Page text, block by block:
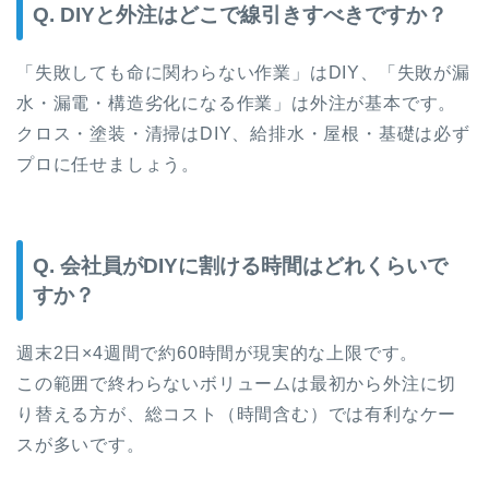
Q. DIYと外注はどこで線引きすべきですか？
「失敗しても命に関わらない作業」はDIY、「失敗が漏
水・漏電・構造劣化になる作業」は外注が基本です。
クロス・塗装・清掃はDIY、給排水・屋根・基礎は必ず
プロに任せましょう。
Q. 会社員がDIYに割ける時間はどれくらいで
すか？
週末2日×4週間で約60時間が現実的な上限です。
この範囲で終わらないボリュームは最初から外注に切
り替える方が、総コスト（時間含む）では有利なケー
スが多いです。